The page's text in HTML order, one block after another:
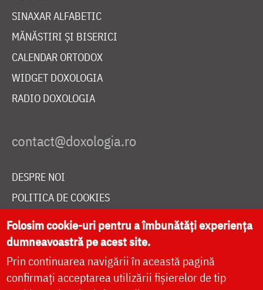
SINAXAR ALFABETIC
MĂNĂSTIRI ȘI BISERICI
CALENDAR ORTODOX
WIDGET DOXOLOGIA
RADIO DOXOLOGIA
DESPRE NOI
POLITICA DE COOKIES
DONEAZĂ ONLINE PENTRU CATEDRALA NAȚIONALĂ
LIVE
Folosim cookie-uri pentru a îmbunătăți experiența
dumneavoastră pe acest site.
Prin continuarea navigării în această pagină
confirmați acceptarea utilizării fișierelor de tip